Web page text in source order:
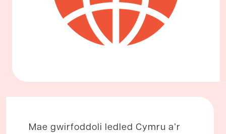
Mae gwirfoddoli ledled Cymru a’r